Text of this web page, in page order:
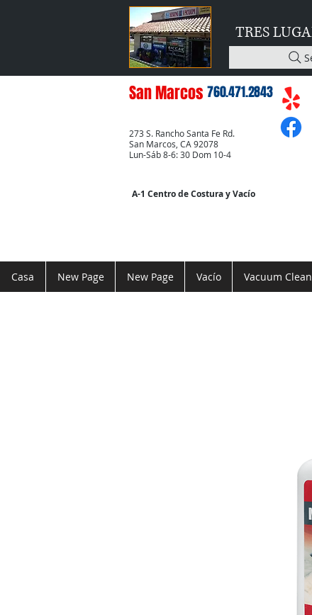
TRES
San Marcos 760.471.2843
273 S. Rancho Santa Fe Rd.
San Marcos, CA 92078
Lun-Sáb 8-6: 30 Dom 10-4
A-1 Centro de Costura y Vacío
Casa New Page New Page Vacío Vacuum